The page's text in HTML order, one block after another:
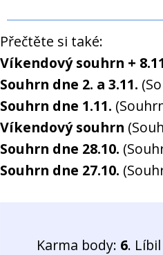
Přečtěte si také:
Víkendový souhrn +
Souhrn dne 2. a 3.11.
Souhrn dne 1.11.
Víkendový souhrn
Souhrn dne 28.10.
Souhrn dne 27.10.
Karma body: 6.